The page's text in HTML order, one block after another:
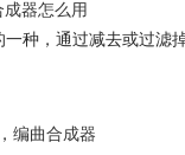
成器怎么用
种，通过减去或过滤
， 编曲合成器